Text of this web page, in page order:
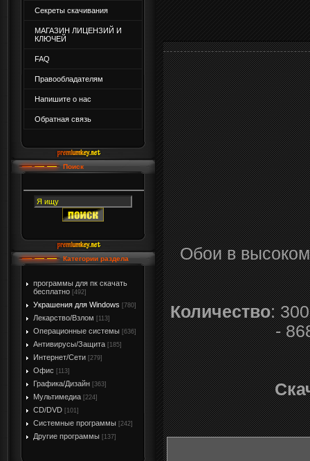
Секреты скачивания
МАГАЗИН ЛИЦЕНЗИЙ И
КЛЮЧЕЙ
FAQ
Правообладателям
Напишите о нас
Обратная связь
Поиск
Категории раздела
программы для пк скачать
бесплатно [492]
Украшения для Windows [780]
Лекарство/Взлом [113]
Операционные системы [636]
Антивирусы/Защита [185]
Интернет/Сети [279]
Офис [113]
Графика/Дизайн [363]
Мультимедиа [224]
CD/DVD [101]
Системные программы [242]
Другие программы [137]
Обои в
Количество:
-